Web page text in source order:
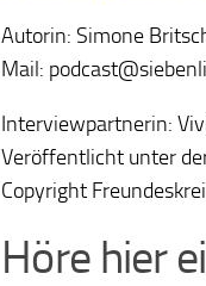
Autorin: Simone
Mail:
Interviewpartnerin:
Veröffentlicht unter
Copyright
Höre hier